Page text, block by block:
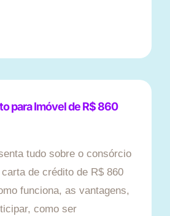
para Imóvel de R$ 860
tudo sobre o consórcio
de crédito de R$ 860
funciona, as vantagens,
como ser